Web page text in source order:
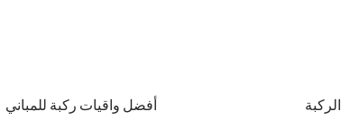
أفضل واقيات ركبة للمباني